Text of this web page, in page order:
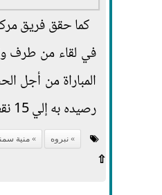
كما حقق فريق
في لقاء من طرف
المباراة من أجل
رصيده به إلي 15 نقطة في المركز الثالث ويتوقف رصيد الأمير عند نقطة واحدة يتذيل بها ترتيب فرق المجموعة.
نبروه منية
⇧